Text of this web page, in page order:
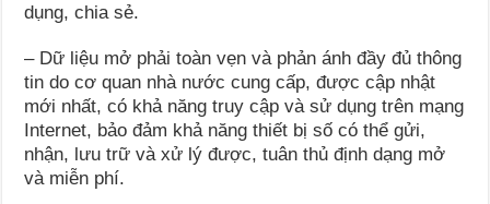
dụng, chia sẻ.
– Dữ liệu mở phải toàn vẹn và phản ánh đầy đủ thông
tin do cơ quan nhà nước cung cấp, được cập nhật
mới nhất, có khả năng truy cập và sử dụng trên mạng
Internet, bảo đảm khả năng thiết bị số có thể gửi,
nhận, lưu trữ và xử lý được, tuân thủ định dạng mở
và miễn phí.